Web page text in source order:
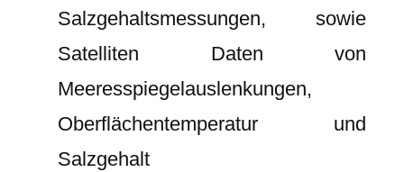
Salzgehaltsmessungen, sowie
Satelliten Daten von
Meeresspiegelauslenkungen,
Oberflächentemperatur und
Salzgehalt